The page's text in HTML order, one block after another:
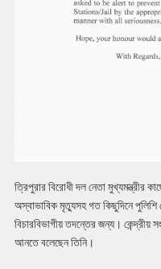
ত্রিপুরার বিরোধী দল নেতা মুখ্যমন্ত্রীর
অস্বাভাবিক মৃত্যুসহ গত কিছুদিনে
বিচারবিভাগীয় তদন্তের জন্য।
আনতে বলেছেন তিনি।